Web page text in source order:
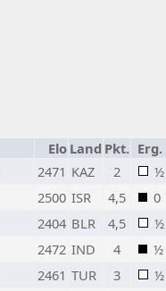
Elo Land Pkt. Erg.
2471 KAZ 2
½
2500 ISR 4,5
0
2404 BLR 4,5
½
2472 IND 4
½
2461 TUR 3
½